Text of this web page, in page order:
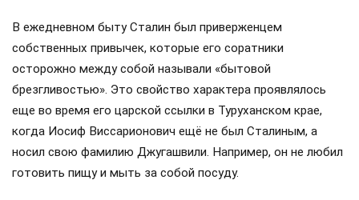
В ежедневном быту Сталин был приверженцем
собственных привычек, которые его соратники
осторожно между собой называли «бытовой
брезгливостью». Это свойство характера проявлялось
еще во время его царской ссылки в Туруханском крае,
когда Иосиф Виссарионович ещё не был Сталиным, а
носил свою фамилию Джугашвили. Например, он не любил
готовить пищу и мыть за собой посуду.